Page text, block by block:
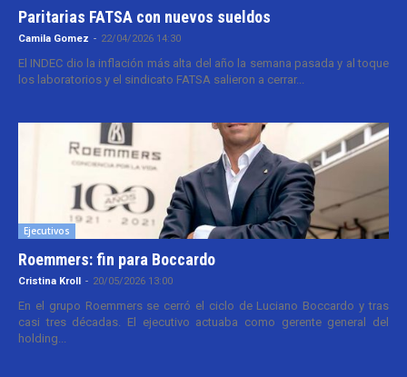
Paritarias FATSA con nuevos sueldos
Camila Gomez - 22/04/2026 14:30
El INDEC dio la inflación más alta del año la semana pasada y al toque
los laboratorios y el sindicato FATSA salieron a cerrar...
Ejecutivos
Roemmers: fin para Boccardo
Cristina Kroll - 20/05/2026 13:00
En el grupo Roemmers se cerró el ciclo de Luciano Boccardo y tras
casi tres décadas. El ejecutivo actuaba como gerente general del
holding...